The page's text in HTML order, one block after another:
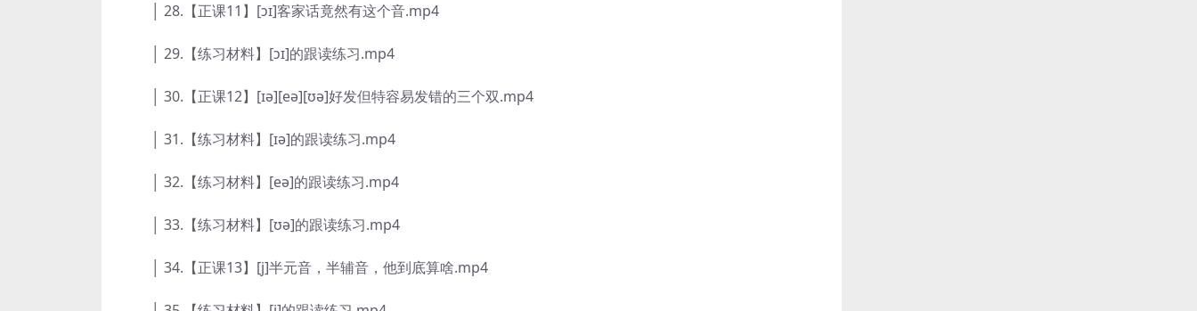
│ 28.【正课11】[ɔɪ]客家话竟然有这个音.mp4
│ 29.【练习材料】[ɔɪ]的跟读练习.mp4
│ 30.【正课12】[ɪə][eə][ʊə]好发但特容易发错的三个双.mp4
│ 31.【练习材料】[ɪə]的跟读练习.mp4
│ 32.【练习材料】[eə]的跟读练习.mp4
│ 33.【练习材料】[ʊə]的跟读练习.mp4
│ 34.【正课13】[j]半元音，半辅音，他到底算啥.mp4